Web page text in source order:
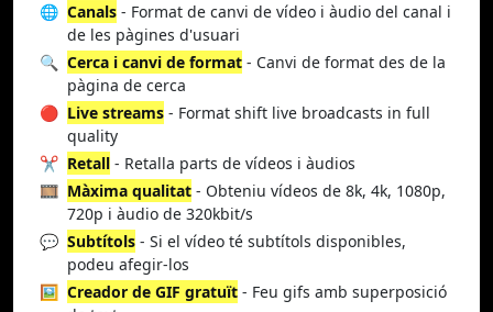
🌐 Canals - Format de canvi de vídeo i àudio del canal i
de les pàgines d'usuari
🔍 Cerca i canvi de format - Canvi de format des de la
pàgina de cerca
🔴 Live streams - Format shift live broadcasts in full
quality
✂️ Retall - Retalla parts de vídeos i àudios
🎞️ Màxima qualitat - Obteniu vídeos de 8k, 4k, 1080p,
720p i àudio de 320kbit/s
💬 Subtítols - Si el vídeo té subtítols disponibles,
podeu afegir-los
🖼️ Creador de GIF gratuït - Feu gifs amb superposició